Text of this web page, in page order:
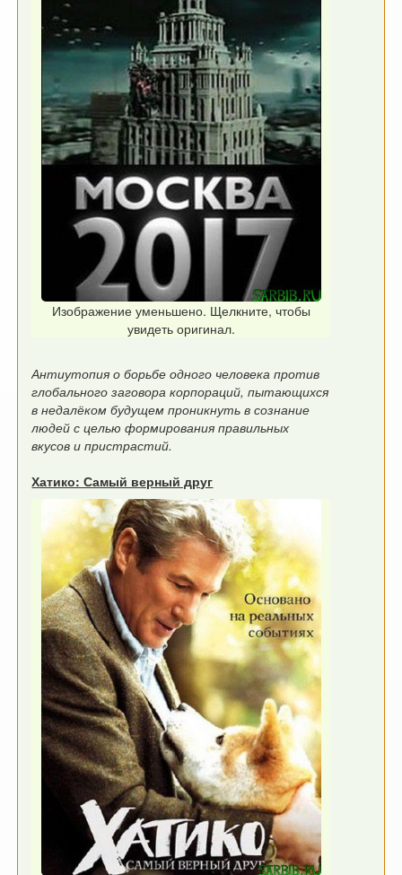
Изображение уменьшено. Щелкните, чтобы
увидеть оригинал.
Антиутопия о борьбе одного человека против
глобального заговора корпораций, пытающихся
в недалёком будущем проникнуть в сознание
людей с целью формирования правильных
вкусов и пристрастий.
Хатико: Самый верный друг